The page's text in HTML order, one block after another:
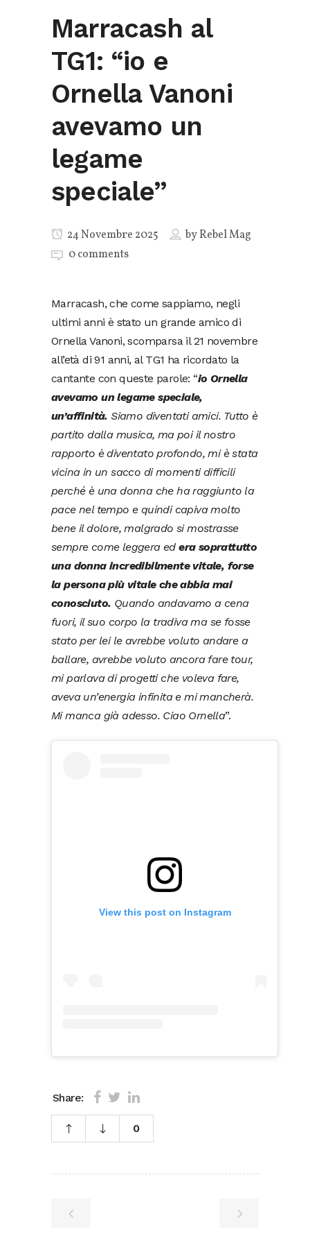
Marracash al
TG1: “io e
Ornella Vanoni
avevamo un
legame
speciale”
24 Novembre 2025 byRebel Mag
0 comments
Marracash, che come sappiamo, negli
ultimi anni è stato un grande amico di
Ornella Vanoni, scomparsa il 21 novembre
all’età di 91 anni, al TG1 ha ricordato la
cantante con queste parole: “io Ornella
avevamo un legame speciale,
un’affinità. Siamo diventati amici. Tutto è
partito dalla musica, ma poi il nostro
rapporto è diventato profondo, mi è stata
vicina in un sacco di momenti difficili
perché è una donna che ha raggiunto la
pace nel tempo e quindi capiva molto
bene il dolore, malgrado si mostrasse
sempre come leggera ed era soprattutto
una donna incredibilmente vitale, forse
la persona più vitale che abbia mai
conosciuto. Quando andavamo a cena
fuori, il suo corpo la tradiva ma se fosse
stato per lei le avrebbe voluto andare a
ballare, avrebbe voluto ancora fare tour,
mi parlava di progetti che voleva fare,
aveva un’energia infinita e mi mancherà.
Mi manca già adesso. Ciao Ornella”.
View this post on Instagram
Share:
0